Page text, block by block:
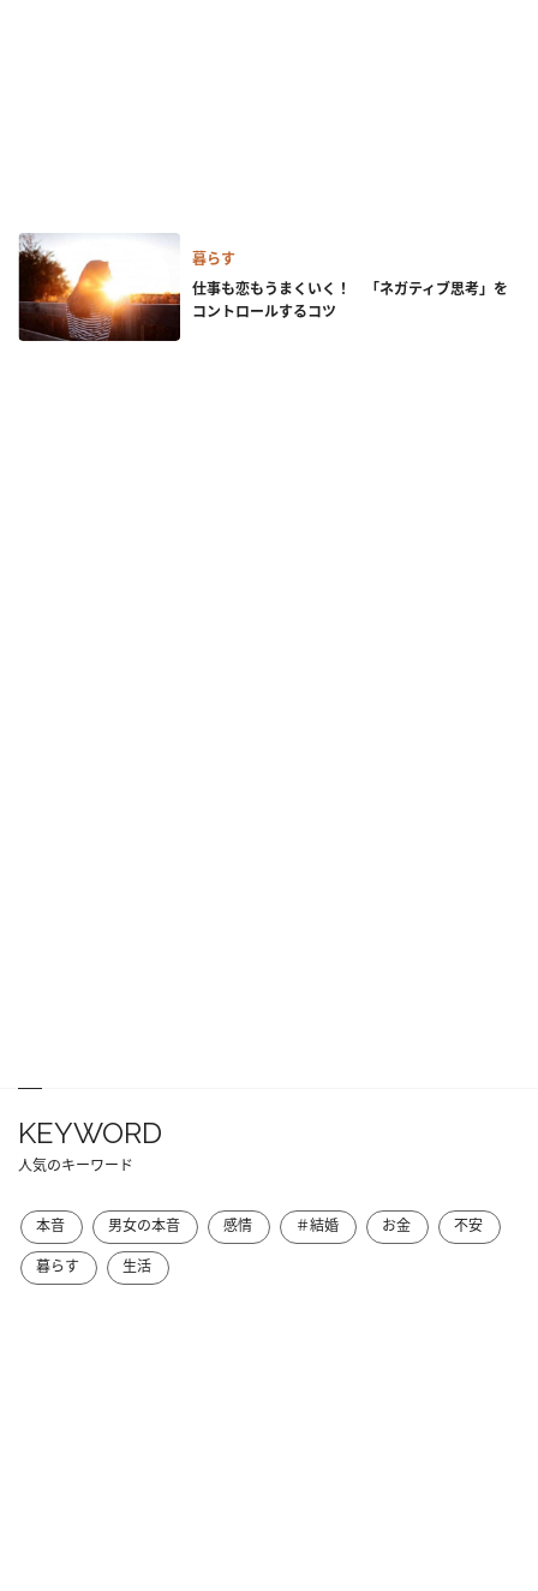
暮らす
仕事も恋もうまくいく！ 「ネガティブ思考」を
コントロールするコツ
KEYWORD
人気のキーワード
本音 男女の本音 感情 ＃結婚 お金
不安
暮らす
生活